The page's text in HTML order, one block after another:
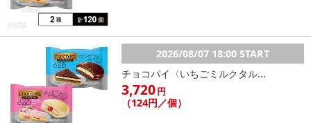
2026/08/07 18:00 START
チョコパイ〈いちごミルクタル...
3,720円
（124円／個）